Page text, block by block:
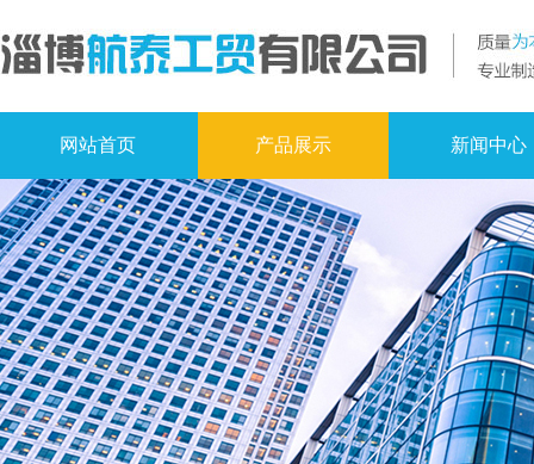
网站首页 产品展示 新闻中心